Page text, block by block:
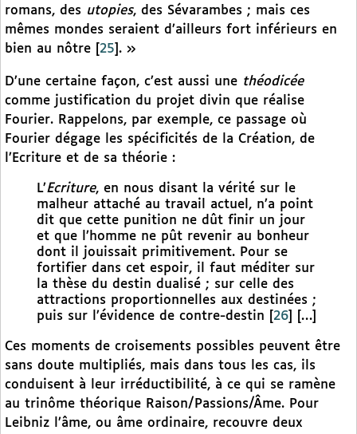
romans, des utopies, des Sévarambes ; mais ces
mêmes mondes seraient d’ailleurs fort inférieurs en
bien au nôtre
25 . »
D’une certaine façon, c’est aussi une théodicée
comme justification du projet divin que réalise
Fourier. Rappelons, par exemple, ce passage où
Fourier dégage les spécificités de la Création, de
l’Ecriture et de sa théorie :
L’Ecriture, en nous disant la vérité sur le
malheur attaché au travail actuel, n’a point
dit que cette punition ne dût finir un jour
et que l’homme ne pût revenir au bonheur
dont il jouissait primitivement. Pour se
fortifier dans cet espoir, il faut méditer sur
la thèse du destin dualisé ; sur celle des
attractions proportionnelles aux destinées ;
puis sur l’évidence de contre-destin
26 […]
Ces moments de croisements possibles peuvent être
sans doute multipliés, mais dans tous les cas, ils
conduisent à leur irréductibilité, à ce qui se ramène
au trinôme théorique Raison/Passions/Âme. Pour
Leibniz l’âme, ou âme ordinaire, recouvre deux